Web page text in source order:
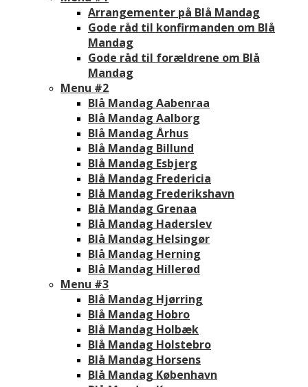
Arrangementer på Blå Mandag
Gode råd til konfirmanden om Blå
Mandag
Gode råd til forældrene om Blå
Mandag
Menu #2
Blå Mandag Aabenraa
Blå Mandag Aalborg
Blå Mandag Århus
Blå Mandag Billund
Blå Mandag Esbjerg
Blå Mandag Fredericia
Blå Mandag Frederikshavn
Blå Mandag Grenaa
Blå Mandag Haderslev
Blå Mandag Helsingør
Blå Mandag Herning
Blå Mandag Hillerød
Menu #3
Blå Mandag Hjørring
Blå Mandag Hobro
Blå Mandag Holbæk
Blå Mandag Holstebro
Blå Mandag Horsens
Blå Mandag København